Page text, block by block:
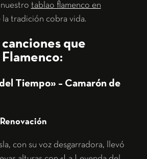
tablao flamenco en
la tradición cobra vida.
canciones que
Tiempo» – Camarón de
con su voz desgarradora, llevó